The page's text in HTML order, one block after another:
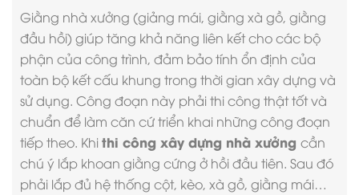
Giằng nhà xưởng (giảng mái, giằng xà gồ, giằng
đầu hồi) giúp tăng khả năng liên kết cho các bộ
phận của công trình, đảm bảo tính ổn định của
toàn bộ kết cấu khung trong thời gian xây dựng và
sử dụng. Công đoạn này phải thi công thật tốt và
chuẩn để làm căn cứ triển khai những công đoạn
tiếp theo. Khi thi công xây dựng nhà xưởng cần
chú ý lắp khoan giằng cứng ở hồi đầu tiên. Sau đó
phải lắp đủ hệ thống cột, kèo, xà gồ, giằng mái…